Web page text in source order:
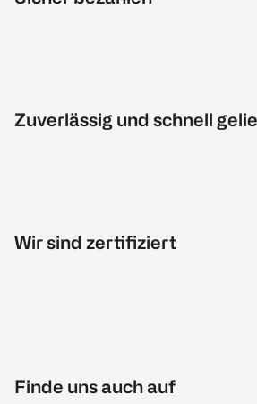
Zuverlässig und schnell
Wir sind zertifiziert
Finde uns auch auf